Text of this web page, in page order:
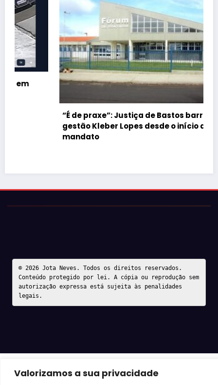
Valorizamos a sua privacidade
“É de praxe”: Justiça de Bastos barrar atos da
gestão Kleber Lopes desde o início do
© 2026 Jota Neves. Todos os direitos reservados.
Conteúdo protegido por lei. A cópia ou reprodução sem
autorização expressa está sujeita às penalidades
legais.